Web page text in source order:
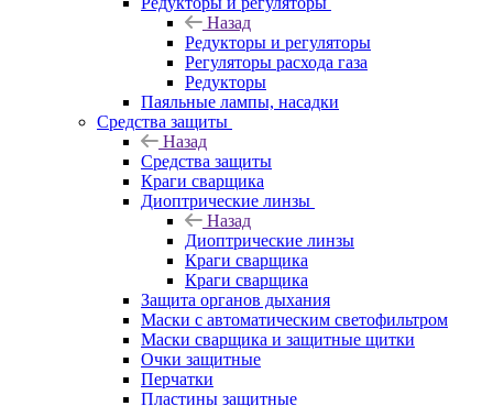
Назад
Редукторы и регуляторы
Регуляторы расхода газа
Редукторы
Паяльные лампы, насадки
Средства защиты
Назад
Средства защиты
Краги сварщика
Диоптрические линзы
Назад
Диоптрические линзы
Краги сварщика
Краги сварщика
Защита органов дыхания
Маски с автоматическим светофильтром
Маски сварщика и защитные щитки
Очки защитные
Перчатки
Пластины защитные